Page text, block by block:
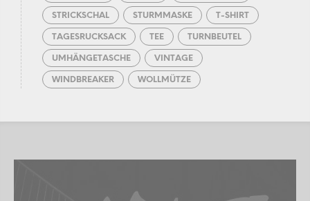
STRICKSCHAL STURMMASKE T-SHIRT
TAGESRUCKSACK TEE TURNBEUTEL
UMHÄNGETASCHE VINTAGE
WINDBREAKER WOLLMÜTZE